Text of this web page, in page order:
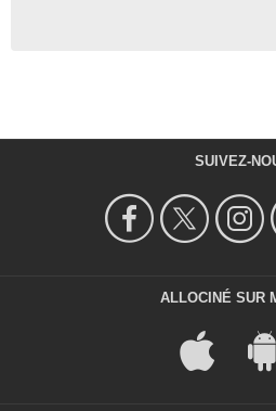
SUIVEZ-
ALLOCINÉ SUR